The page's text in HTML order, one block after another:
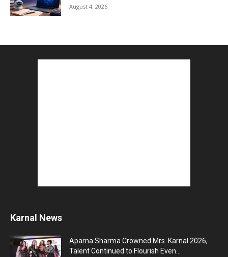
August 4, 2026
Better ChatGPT...
August 2, 2026
Karnal News
Aparna Sharma Crowned Mrs. Karnal 2026,
Talent Continued to Flourish Even...